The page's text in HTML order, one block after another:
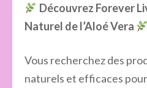
Découvrez Forever
Naturel de l’Aloé Vera
Vous recherchez des
naturels et efficaces